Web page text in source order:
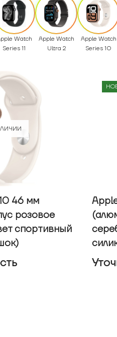
Watch
Series 11
Apple Watch
Ultra 2
Apple Watch
Series 10
46 мм
розовое
спортивный